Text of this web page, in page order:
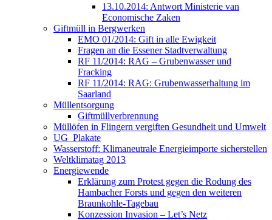
13.10.2014: Antwort Ministerie van
Economische Zaken
Giftmüll in Bergwerken
EMO 01/2014: Gift in alle Ewigkeit
Fragen an die Essener Stadtverwaltung
RF 11/2014: RAG – Grubenwasser und
Fracking
RF 11/2014: RAG: Grubenwasserhaltung im
Saarland
Müllentsorgung
Giftmüllverbrennung
Müllöfen in Flingern vergiften Gesundheit und Umwelt
UG_Plakate
Wasserstoff: Klimaneutrale Energieimporte sicherstellen
Weltklimatag 2013
Energiewende
Erklärung zum Protest gegen die Rodung des
Hambacher Forsts und gegen den weiteren
Braunkohle-Tagebau
Konzession Invasion – Let’s Netz